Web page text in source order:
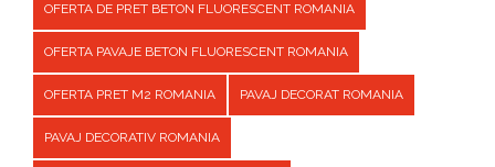
OFERTA DE PRET BETON FLUORESCENT ROMANIA
OFERTA PAVAJE BETON FLUORESCENT ROMANIA
OFERTA PRET M2 ROMANIA PAVAJ DECORAT ROMANIA
PAVAJ DECORATIV ROMANIA